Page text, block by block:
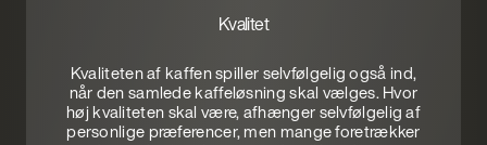
Kvalitet
Kvaliteten af kaffen spiller selvfølgelig også ind,
når den samlede kaffeløsning skal vælges. Hvor
høj kvaliteten skal være, afhænger selvfølgelig af
personlige præferencer, men mange foretrækker